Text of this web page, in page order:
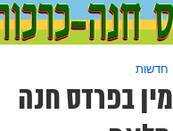
חדשות
בפרדס חנה